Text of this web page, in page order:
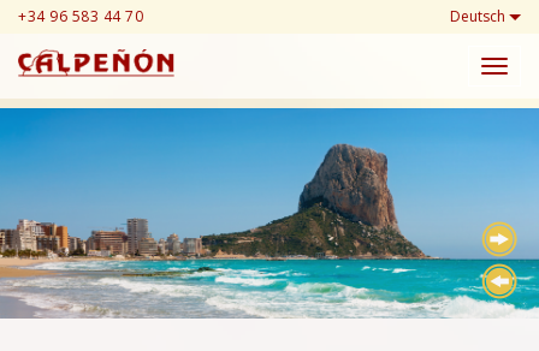
+34 96 583 44 70 Deutsch